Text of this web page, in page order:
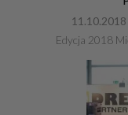
11.10.2018 |
Edycja 2018